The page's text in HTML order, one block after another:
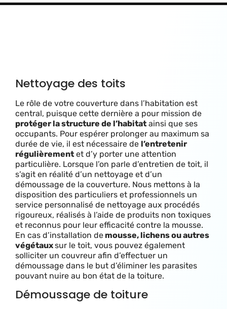
Nettoyage des toits
Le rôle de votre couverture dans l’habitation est
central, puisque cette dernière a pour mission de
protéger la structure de l’habitat ainsi que ses
occupants. Pour espérer prolonger au maximum sa
durée de vie, il est nécessaire de l’entretenir
régulièrement et d’y porter une attention
particulière. Lorsque l’on parle d’entretien de toit, il
s’agit en réalité d’un nettoyage et d’un
démoussage de la couverture. Nous mettons à la
disposition des particuliers et professionnels un
service personnalisé de nettoyage aux procédés
rigoureux, réalisés à l’aide de produits non toxiques
et reconnus pour leur efficacité contre la mousse.
En cas d’installation de mousse, lichens ou autres
végétauxsur le toit, vous pouvez également
solliciter un couvreur afin d’effectuer un
démoussage dans le but d’éliminer les parasites
pouvant nuire au bon état de la toiture.
Démoussage de toiture